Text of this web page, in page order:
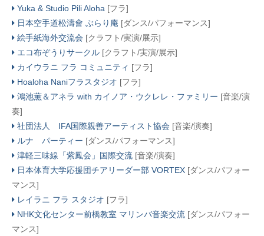
Yuka & Studio Pili Aloha [フラ]
日本空手道松濤會 ぶらり庵 [ダンス/パフォーマンス]
絵手紙海外交流会 [クラフト/実演/展示]
エコ布ぞうりサークル [クラフト/実演/展示]
カイウラニ フラ コミュニティ [フラ]
Hoaloha Naniフラスタジオ [フラ]
鴻池薫＆アネラ with カイノア・ウクレレ・ファミリー [音楽/演
奏]
社団法人 IFA国際親善アーティスト協会 [音楽/演奏]
ルナ パーティー [ダンス/パフォーマンス]
津軽三味線「紫鳳会」国際交流 [音楽/演奏]
日本体育大学応援団チアリーダー部 VORTEX [ダンス/パフォー
マンス]
レイラニ フラ スタジオ [フラ]
NHK文化センター前橋教室 マリンバ音楽交流 [ダンス/パフォー
マンス]